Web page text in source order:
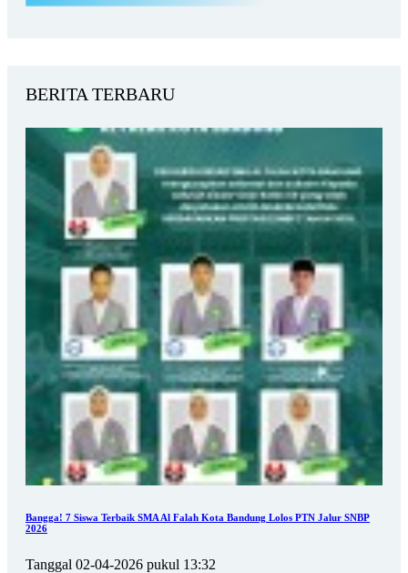
BERITA TERBARU
Bangga! 7 Siswa Terbaik SMA Al Falah Kota Bandung Lolos PTN Jalur SNBP
2026
Tanggal 02-04-2026 pukul 13:32